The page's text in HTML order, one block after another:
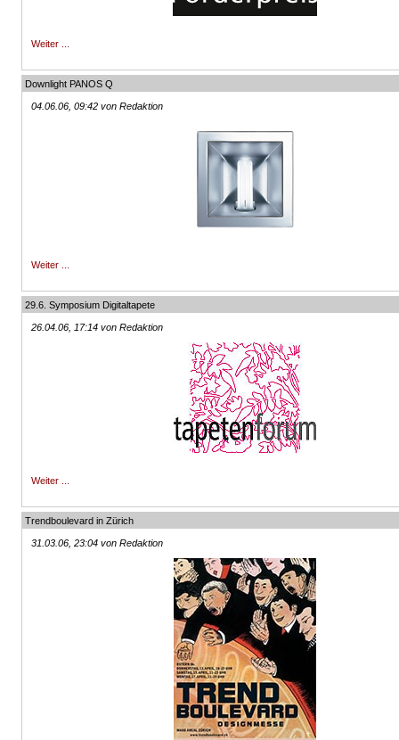
Weiter ...
Downlight PANOS Q
04.06.06, 09:42 von Redaktion
Weiter ...
29.6. Symposium Digitaltapete
26.04.06, 17:14 von Redaktion
Weiter ...
Trendboulevard in Zürich
31.03.06, 23:04 von Redaktion